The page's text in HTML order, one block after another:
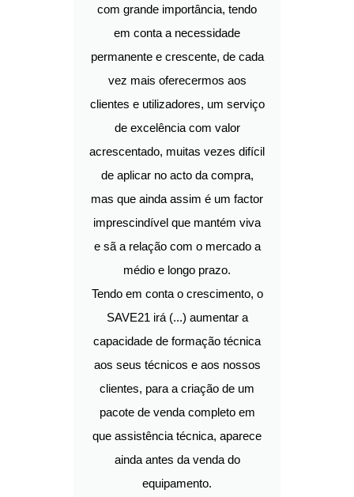
com grande importância, tendo
em conta a necessidade
permanente e crescente, de cada
vez mais oferecermos aos
clientes e utilizadores, um serviço
de excelência com valor
acrescentado, muitas vezes difícil
de aplicar no acto da compra,
mas que ainda assim é um factor
imprescindível que mantém viva
e sã a relação com o mercado a
médio e longo prazo.
Tendo em conta o crescimento, o
SAVE21 irá (...) aumentar a
capacidade de formação técnica
aos seus técnicos e aos nossos
clientes, para a criação de um
pacote de venda completo em
que assistência técnica, aparece
ainda antes da venda do
equipamento.